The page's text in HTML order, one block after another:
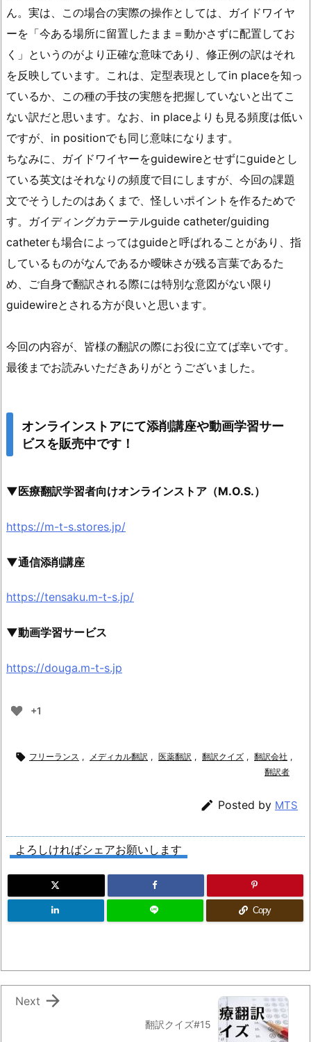
ん。実は、この場合の実際の操作としては、ガイドワイヤ
ーを「今ある場所に留置したまま＝動かさずに配置してお
く」というのがより正確な意味であり、修正例の訳はそれ
を反映しています。これは、定型表現としてin placeを知っ
ているか、この種の手技の実態を把握していないと出てこ
ない訳だと思います。なお、in placeよりも見る頻度は低い
ですが、in positionでも同じ意味になります。
ちなみに、ガイドワイヤーをguidewireとせずにguideとし
ている英文はそれなりの頻度で目にしますが、今回の課題
文でそうしたのはあくまで、怪しいポイントを作るためで
す。ガイディングカテーテルguide catheter/guiding
catheterも場合によってはguideと呼ばれることがあり、指
しているものがなんであるか曖昧さが残る言葉であるた
め、ご自身で翻訳される際には特別な意図がない限り
guidewireとされる方が良いと思います。
今回の内容が、皆様の翻訳の際にお役に立てば幸いです。
最後までお読みいただきありがとうございました。
オンラインストアにて添削講座や動画学習サー
ビスを販売中です！
▼医療翻訳学習者向けオンラインストア（M.O.S.）
https://m-t-s.stores.jp/
▼通信添削講座
https://tensaku.m-t-s.jp/
▼動画学習サービス
https://douga.m-t-s.jp
+1
 フリーランス , メディカル翻訳 , 医薬翻訳 , 翻訳クイズ , 翻訳会社 ,
翻訳者
 Posted by MTS
よろしければシェアお願いします
Copy
翻訳クイズ#15

Next